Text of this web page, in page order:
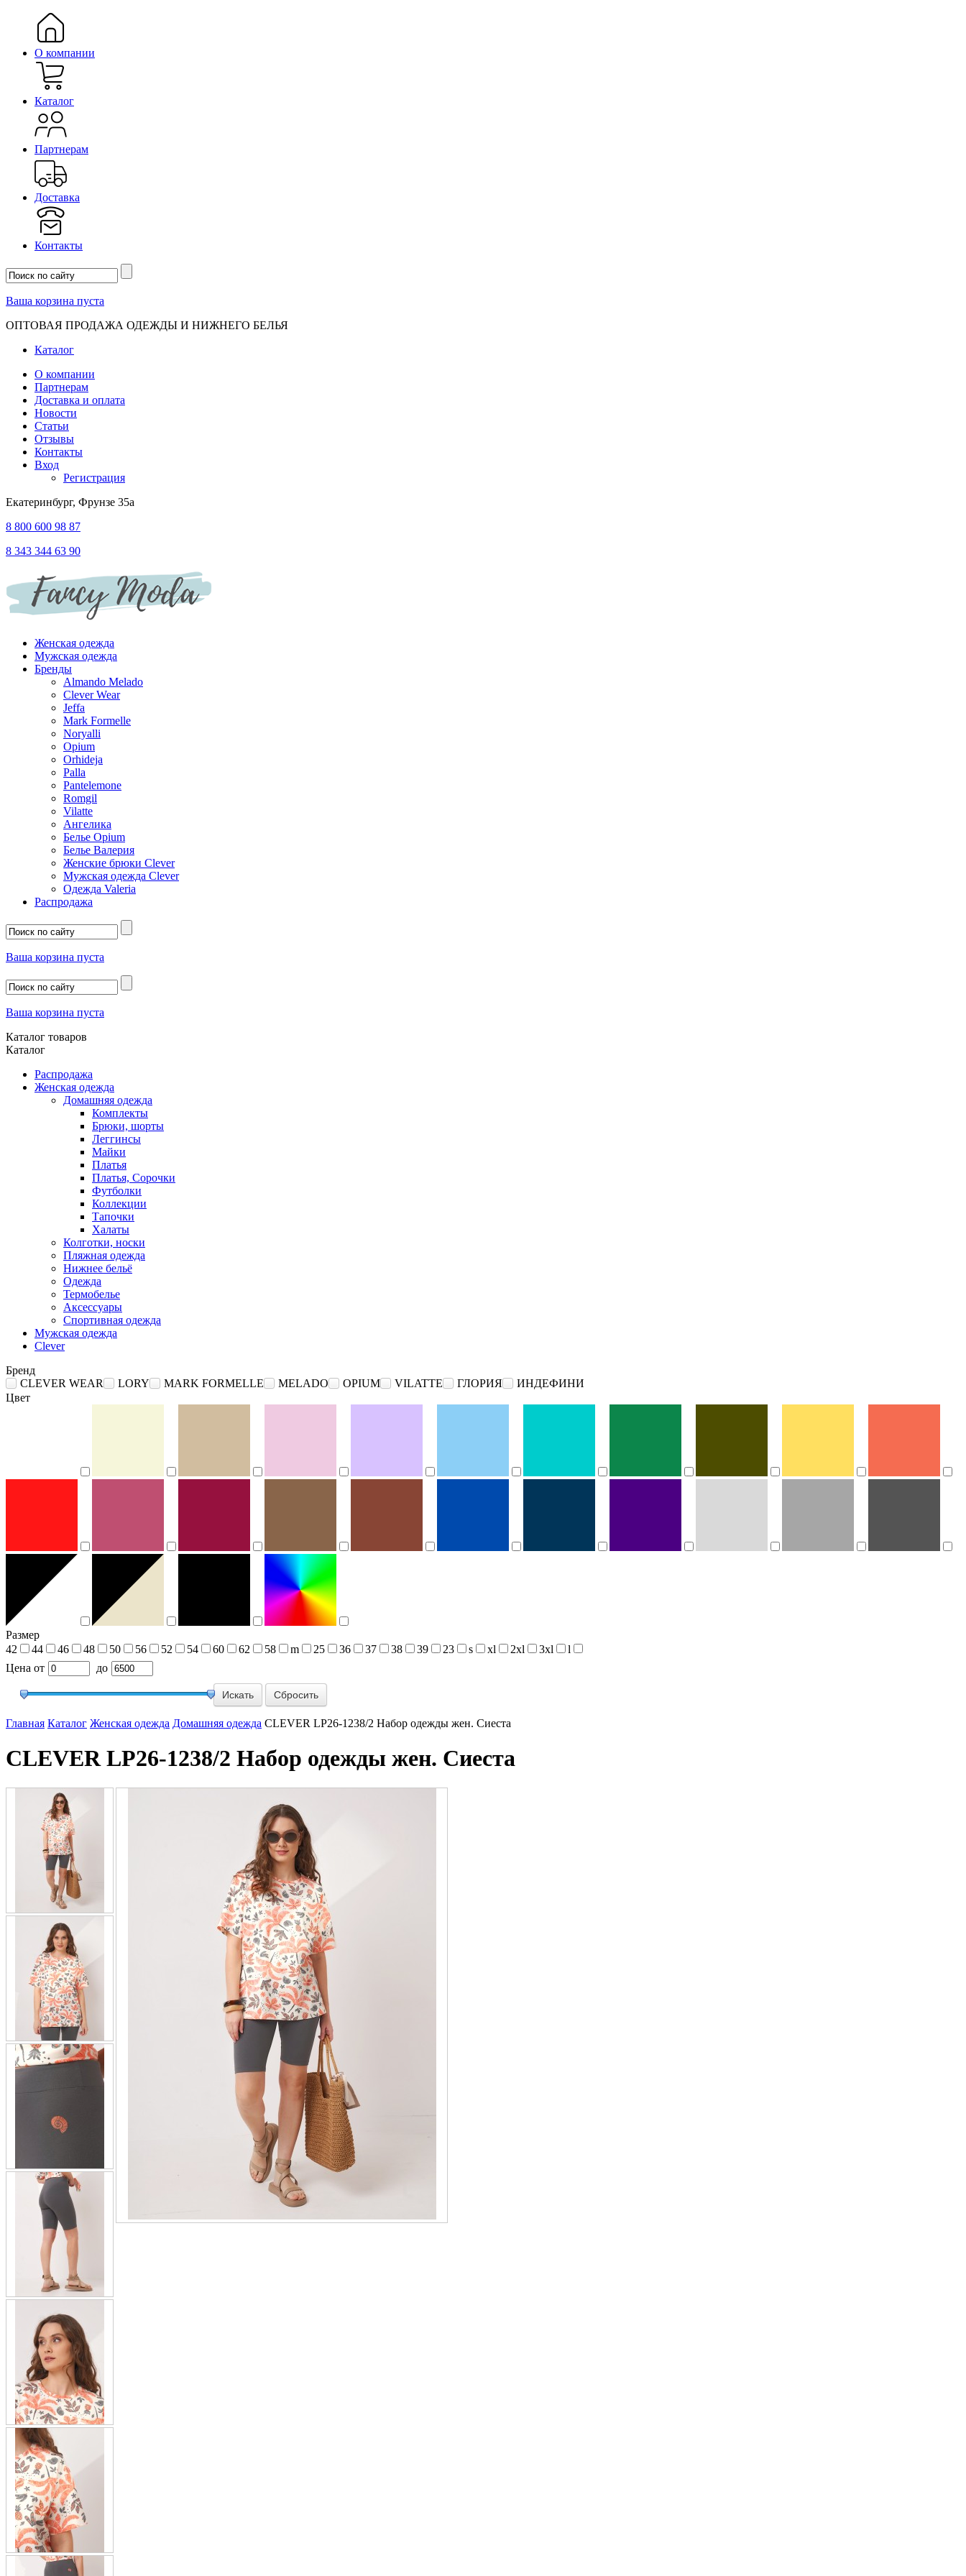
О компании
Каталог
Партнерам
Доставка
Контакты
Ваша корзина пуста
ОПТОВАЯ ПРОДАЖА ОДЕЖДЫ И НИЖНЕГО БЕЛЬЯ
Каталог
О компании
Партнерам
Доставка и оплата
Новости
Статьи
Отзывы
Контакты
Вход
Регистрация
Екатеринбург, Фрунзе 35а
8 800 600 98 87
8 343 344 63 90
Женская одежда
Мужская одежда
Бренды
Almando Melado
Clever Wear
Jeffa
Mark Formelle
Noryalli
Opium
Orhideja
Palla
Pantelemone
Romgil
Vilatte
Ангелика
Белье Opium
Белье Валерия
Женские брюки Clever
Мужская одежда Clever
Одежда Valeria
Распродажа
Ваша корзина пуста
Ваша корзина пуста
Каталог товаров
Каталог
Распродажа
Женская одежда
Домашняя одежда
Комплекты
Брюки, шорты
Леггинсы
Майки
Платья
Платья, Сорочки
Футболки
Коллекции
Тапочки
Халаты
Колготки, носки
Пляжная одежда
Нижнее бельё
Одежда
Термобелье
Аксессуары
Спортивная одежда
Мужская одежда
Clever
Бренд
CLEVER WEAR
LORY MARK FORMELLE MELADO OPIUM VILATTE ГЛОРИЯ
ИНДЕФИНИ
Цвет
Размер
42
44 46 48 50 56 52 54 60 62 58 m 25 36 37 38 39 23 s xl 2xl 3xl
l
Цена от до
Сбросить
Главная Каталог Женская одежда Домашняя одежда CLEVER LP26-1238/2 Набор одежды жен. Сиеста
CLEVER LP26-1238/2 Набор одежды жен. Сиеста